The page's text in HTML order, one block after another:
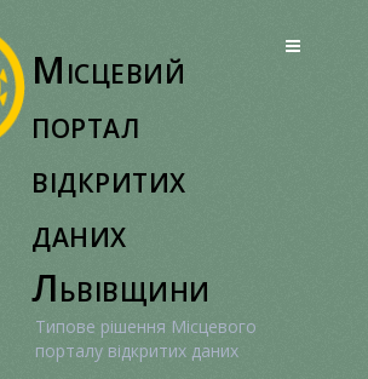
Місцевий
портал
відкритих
даних
Львівщини
Типове рішення Місцевого
порталу відкритих даних